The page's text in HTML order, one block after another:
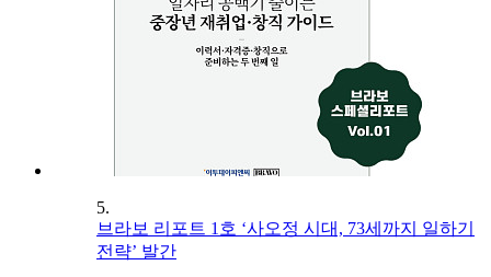
5.
브라보 리포트 1호 ‘사오정 시대, 73세까지 일하기
전략’ 발간